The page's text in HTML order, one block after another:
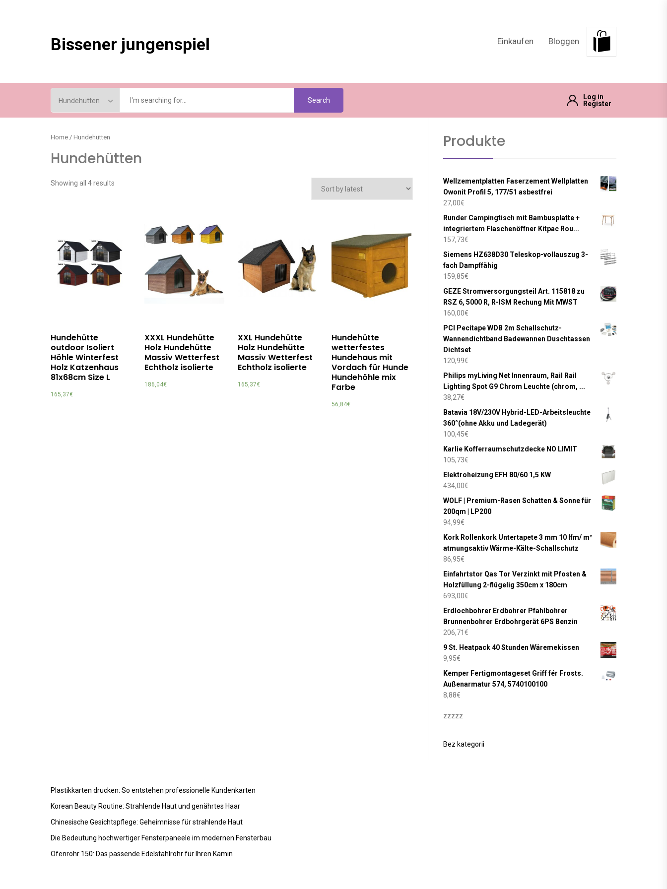
Bissener jungenspiel Einkaufen Bloggen
Search
Log in
Register
Home / Hundehütten
Hundehütten
Showing all 4 results
Hundehütte
outdoor Isoliert
Höhle Winterfest
Holz Katzenhaus
81x68cm Size L
165,37€
XXXL Hundehütte
Holz Hundehütte
Massiv Wetterfest
Echtholz isolierte
186,04€
XXL Hundehütte
Holz Hundehütte
Massiv Wetterfest
Echtholz isolierte
165,37€
Hundehütte
wetterfestes
Hundehaus mit
Vordach für Hunde
Hundehöhle mix
Farbe
56,84€
Produkte
Wellzementplatten Faserzement Wellplatten
Owonit Profil 5, 177/51 asbestfrei
27,00€
Runder Campingtisch mit Bambusplatte +
integriertem Flaschenöffner Kitpac Rou...
157,73€
Siemens HZ638D30 Teleskop-vollauszug 3-
fach Dampffähig
159,85€
GEZE Stromversorgungsteil Art. 115818 zu
RSZ 6, 5000 R, R-ISM Rechung Mit MWST
160,00€
PCI Pecitape WDB 2m Schallschutz-
Wannendichtband Badewannen Duschtassen
Dichtset
120,99€
Philips myLiving Net Innenraum, Rail Rail
Lighting Spot G9 Chrom Leuchte (chrom, ...
38,27€
Batavia 18V/230V Hybrid-LED-Arbeitsleuchte
360°(ohne Akku und Ladegerät)
100,45€
Karlie Kofferraumschutzdecke NO LIMIT
105,73€
Elektroheizung EFH 80/60 1,5 KW
434,00€
WOLF | Premium-Rasen Schatten & Sonne für
200qm | LP200
94,99€
Kork Rollenkork Untertapete 3 mm 10 lfm/ m²
atmungsaktiv Wärme-Kälte-Schallschutz
86,95€
Einfahrtstor Qas Tor Verzinkt mit Pfosten &
Holzfüllung 2-flügelig 350cm x 180cm
693,00€
Erdlochbohrer Erdbohrer Pfahlbohrer
Brunnenbohrer Erdbohrgerät 6PS Benzin
206,71 €
9 St. Heatpack 40 Stunden Wäremekissen
9,95€
Kemper Fertigmontageset Griff fér Frosts.
Außenarmatur 574, 5740100100
8,88€
zzzzz
Bez kategorii
Plastikkarten drucken: So entstehen professionelle Kundenkarten
Korean Beauty Routine: Strahlende Haut und genährtes Haar
Chinesische Gesichtspflege: Geheimnisse für strahlende Haut
Die Bedeutung hochwertiger Fensterpaneele im modernen Fensterbau
Ofenrohr 150: Das passende Edelstahlrohr für Ihren Kamin